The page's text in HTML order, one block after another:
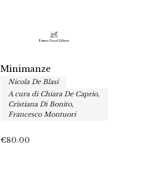
Minimanze
Nicola De Blasi
A cura di Chiara De Caprio,
Cristiana Di Bonito,
Francesco Montuori
€80.00